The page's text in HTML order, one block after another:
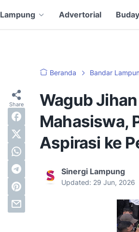
Lampung Advertorial
Beranda Bandar
Wagub
Mahasiswa,
Aspirasi ke
Sinergi Lampung
Updated: 29 Jun, 2026